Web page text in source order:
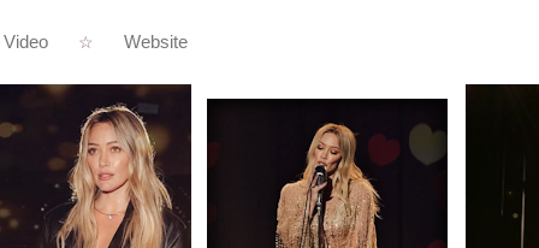
Video Website